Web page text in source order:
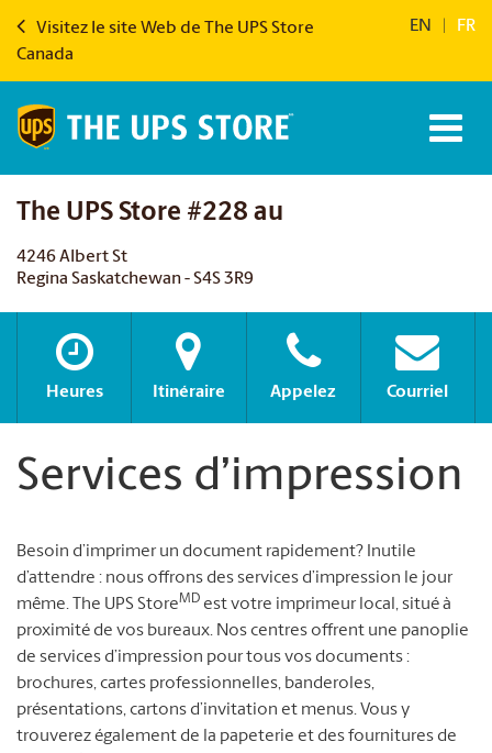
Visitez le site Web de The UPS Store
Canada
EN FR
The UPS Store #228 au
4246 Albert St
Regina Saskatchewan - S4S 3R9
Heures Itinéraire Appelez Courriel
Services d’impression
Besoin d’imprimer un document rapidement? Inutile
d’attendre : nous offrons des services d’impression le jour
même. The UPS StoreMD est votre imprimeur local, situé à
proximité de vos bureaux. Nos centres offrent une panoplie
de services d’impression pour tous vos documents :
brochures, cartes professionnelles, banderoles,
présentations, cartons d’invitation et menus. Vous y
trouverez également de la papeterie et des fournitures de